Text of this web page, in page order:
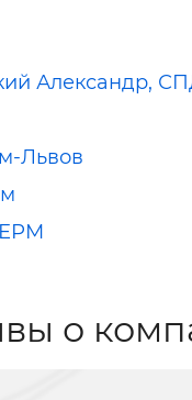
Александр,
Львов
о